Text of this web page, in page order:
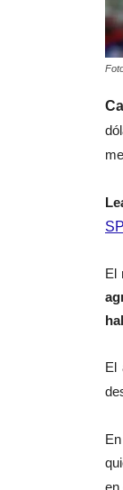
El
El
en